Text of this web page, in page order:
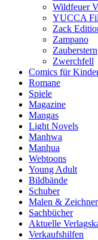
Wildfeuer
YUCCA
Zack
Zampano
Zauberstern
Zwerchfell
Comics für
Romane
Spiele
Magazine
Mangas
Light Novels
Manhwa
Manhua
Webtoons
Young Adult
Bildbände
Schuber
Malen &
Sachbücher
Aktuelle
Verkaufshilfen